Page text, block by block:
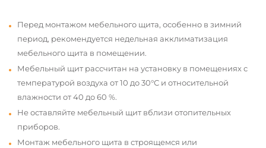
Перед монтажом мебельного щита, особенно в зимний
период, рекомендуется недельная акклиматизация
мебельного щита в помещении.
Мебельный щит рассчитан на установку в помещениях с
температурой воздуха от 10 до 30°С и относительной
влажности от 40 до 60 %.
Не оставляйте мебельный щит вблизи отопительных
приборов.
Монтаж мебельного щита в строящемся или